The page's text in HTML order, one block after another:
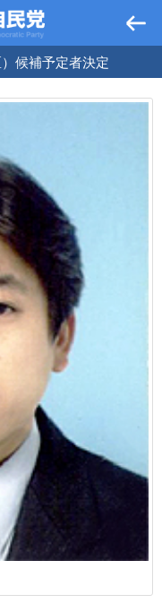
候補予定者決定